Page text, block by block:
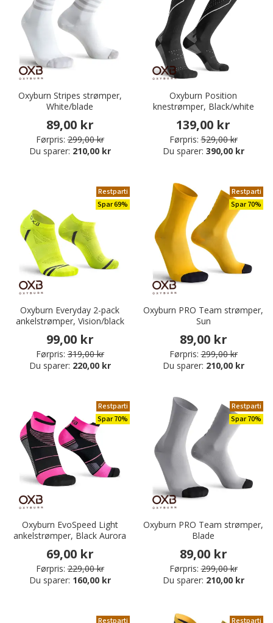
Oxyburn Stripes strømper,
White/blade
89,00 kr
Førpris: 299,00 kr
Du sparer: 210,00 kr
Oxyburn Position
knestrømper, Black/white
139,00 kr
Førpris: 529,00 kr
Du sparer: 390,00 kr
Restparti
Spar 69%
Oxyburn Everyday 2-pack
ankelstrømper, Vision/black
99,00 kr
Førpris: 319,00 kr
Du sparer: 220,00 kr
Restparti
Spar 70%
Oxyburn PRO Team strømper,
Sun
89,00 kr
Førpris: 299,00 kr
Du sparer: 210,00 kr
Restparti
Spar 70%
Oxyburn EvoSpeed Light
ankelstrømper, Black Aurora
69,00 kr
Førpris: 229,00 kr
Du sparer: 160,00 kr
Restparti
Spar 70%
Oxyburn PRO Team strømper,
Blade
89,00 kr
Førpris: 299,00 kr
Du sparer: 210,00 kr
Restparti Restparti